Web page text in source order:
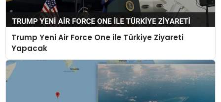
Trump Yeni Air Force One ile Türkiye Ziyareti
Yapacak